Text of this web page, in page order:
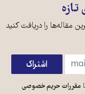
مقاله‌ها را دریافت کنید
مقررات حریم خصوصی